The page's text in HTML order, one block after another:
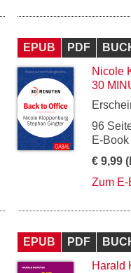
EPUB PDF
Nicole
30
96
E-
€ 9,99
Zum
EPUB PDF
Harald